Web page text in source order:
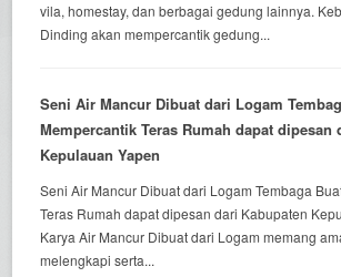
vila, homestay, dan berbagai gedung lainnya.
Dinding akan mempercantik gedung...
Seni Air Mancur Dibuat dari Logam
Mempercantik Teras Rumah dapat dipesan
Kepulauan Yapen
Seni Air Mancur Dibuat dari Logam Tembaga
Teras Rumah dapat dipesan dari Kabupaten
Karya Air Mancur Dibuat dari Logam memang
melengkapi serta...